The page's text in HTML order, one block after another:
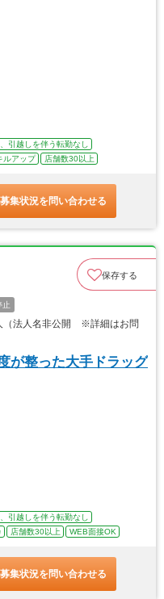
引越しを伴う転勤なし
ルアップ 店舗数30以上
集状況を問い合わせる
保存する
止
（法人名非公開 ※詳細はお問
が整った大手ドラッグ
引越しを伴う転勤なし
店舗数30以上 WEB面接OK
集状況を問い合わせる